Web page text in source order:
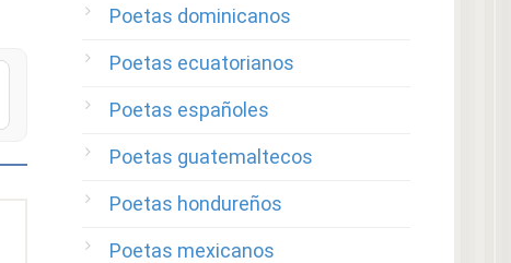
Poetas dominicanos
Poetas ecuatorianos
Poetas españoles
Poetas guatemaltecos
Poetas hondureños
Poetas mexicanos